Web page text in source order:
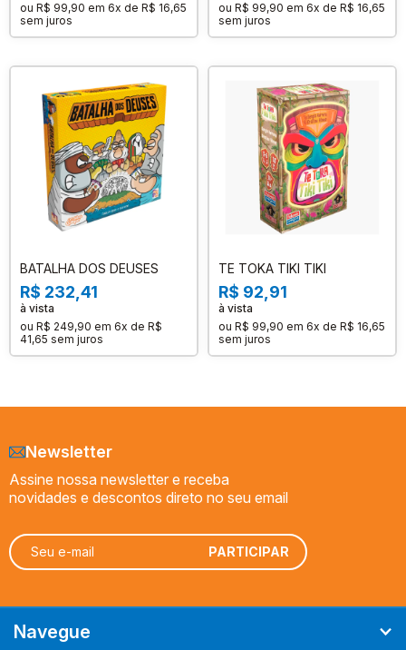
ou R$ 99,90 em 6x de R$ 16,65
sem juros
ou R$ 99,90 em 6x de R$ 16,65
sem juros
BATALHA DOS DEUSES
R$ 232,41
à vista
ou R$ 249,90 em 6x de R$
41,65 sem juros
TE TOKA TIKI TIKI
R$ 92,91
à vista
ou R$ 99,90 em 6x de R$ 16,65
sem juros
Newsletter
Assine nossa newsletter e receba
novidades e descontos direto no seu email
Navegue